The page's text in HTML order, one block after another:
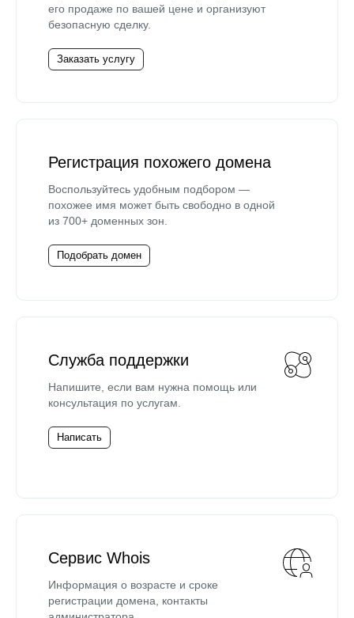
его продаже по вашей цене и организуют
безопасную сделку.
Заказать услугу
Регистрация похожего домена
Воспользуйтесь удобным подбором —
похожее имя может быть свободно в одной
из 700+ доменных зон.
Подобрать домен
Служба поддержки
Напишите, если вам нужна помощь или
консультация по услугам.
Написать
Сервис Whois
Информация о возрасте и сроке
регистрации домена, контакты